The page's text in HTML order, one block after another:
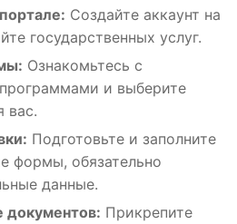
Создайте аккаунт на
государственных услуг.
Ознакомьтесь с
и выберите
вас.
Подготовьте и заполните
формы, обязательно
данные.
Прикрепите